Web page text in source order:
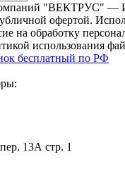
"ВЕКТРУС" —
офертой.
на обработку
использования
бесплатный по РФ
13А стр. 1